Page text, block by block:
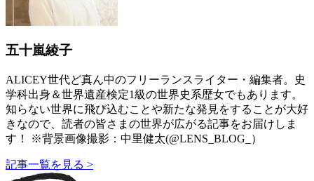
五十嵐綾子
ALICEY世代ど真ん中のフリーランスライター・編集者。史
学科出身＆世界遺産検定1級の世界史系歴女でもあります。
知らない世界に飛び込むことや新たな発見をすることが大好
きなので、読者の皆さまの世界が広がる記事をお届けしま
す！ ※背景画像撮影：中里健太(@LENS_BLOG_）
記事一覧を見る >